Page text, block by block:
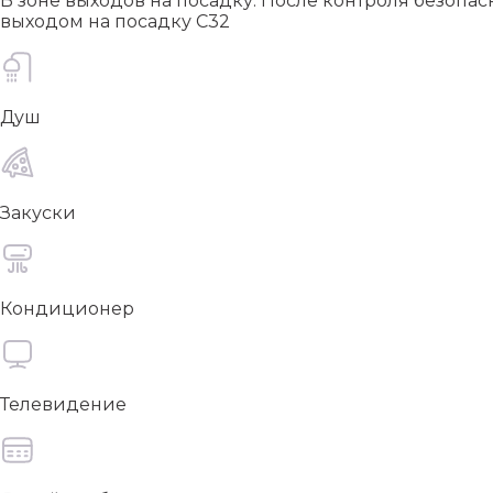
выходом на посадку С32
Душ
Закуски
Кондиционер
Телевидение